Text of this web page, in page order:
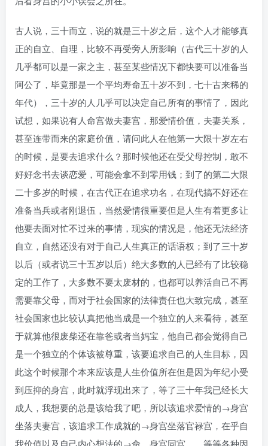
古人说，三十而立，说的就是三十岁之后，这个人才能够真
正的自立、自理，比较不再受旁人所影响（古代三十岁的人
几乎都可以是一家之主，甚至某些情况下都快要可以准备当
阿公了，毕竟那是一个平均寿命五十岁不到，七十古来稀的
年代），三十岁的人几乎可以决定自己所有的事情了，因此
试想，如果说有人命宫做夫妻宫，那爱情价值，夫妻关系，
甚至连带而来的家庭价值，请问此人在他第一大限十岁左右
的时候，是要去追求什么？那时候他还在受父母控制，敢不
好好念书去谈恋爱，可能会拿不到零用钱；到了的第二大限
二十多岁的时候，在古代正在追求功名，在现代搞不好还在
准备当兵或者刚退伍，当然爱情很重要但是人生有着更多让
他要去面对忙不过来的事情，现实的情况是，他还无法经济
自立，自然还没有对于自己人生真正的话语权；到了三十岁
以后（或者说三十五岁以后）绝大多数的人已经有了比较稳
定的工作了，大多数不要太废材的，也都可以养活自己不再
需要靠父母，而对于社会国家的法律责任也大致完成，甚至
社会国家也比较认真把他当成是一个独立的人来看待，甚至
于就算他很废柴还在靠爸或者当妈宝，他自己都会觉得自己
是一个独立的个体该被尊重，该要追求自己的人生目标，因
此这个时候那个本来应该是人生价值所在但是因为年纪小受
到压抑的身宫，此时就浮现出来了，等了三十年我已经长大
成人，我想要的总是该给我了吧，所以该追求爱情的→身宫
坐落夫妻宫，该追求工作成就的→身宫坐落官禄宫，在乎自
我价值以及自己内心想法的→命、身宫同宫……等等各种因